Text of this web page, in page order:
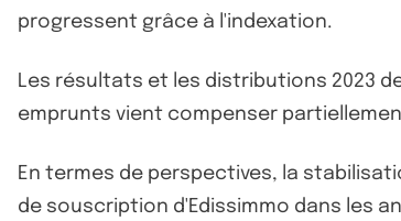
progressent grâce à l'indexation.
Les résultats et les distributions 2023
emprunts vient compenser
En termes de perspectives, la
de souscription d'Edissimmo dans les